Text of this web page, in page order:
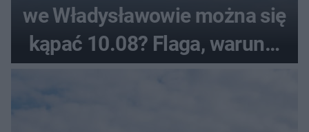
we Władysławowie można się
kąpać 10.08? Flaga, warunki
pogodowe